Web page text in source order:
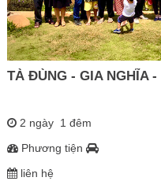
TÀ ĐÙNG - GIA NGHĨA
2 ngày 1 đêm
Phương tiện
liên hệ